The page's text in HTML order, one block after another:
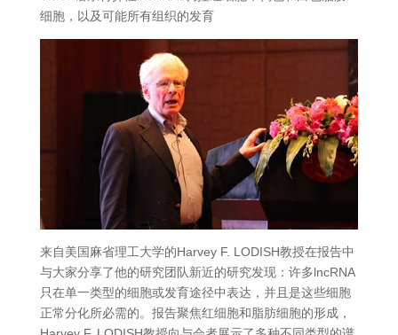
细胞，以及可能所有组织的发育
来自美国麻省理工大学的Harvey F. LODISH教授在报告中
与大家分享了他的研究团队新近的研究发现：许多lncRNA
只在单一类型的细胞或发育途径中表达，并且是这些细胞
正常分化所必需的。报告聚焦红细胞和脂肪细胞的形成，